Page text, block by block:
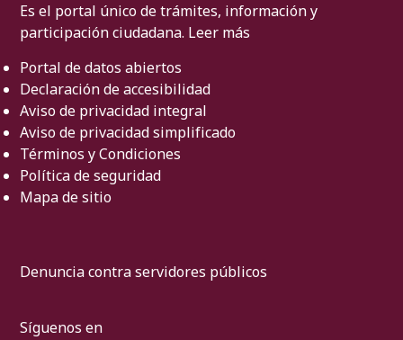
Es el portal único de trámites, información y
participación ciudadana. Leer más
Portal de datos abiertos
Declaración de accesibilidad
Aviso de privacidad integral
Aviso de privacidad simplificado
Términos y Condiciones
Política de seguridad
Mapa de sitio
Denuncia contra servidores públicos
Síguenos en